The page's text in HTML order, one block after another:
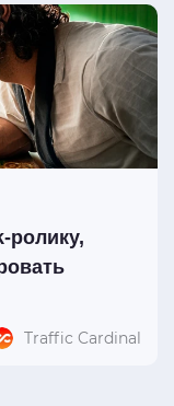
ролику,
Traffic Cardinal